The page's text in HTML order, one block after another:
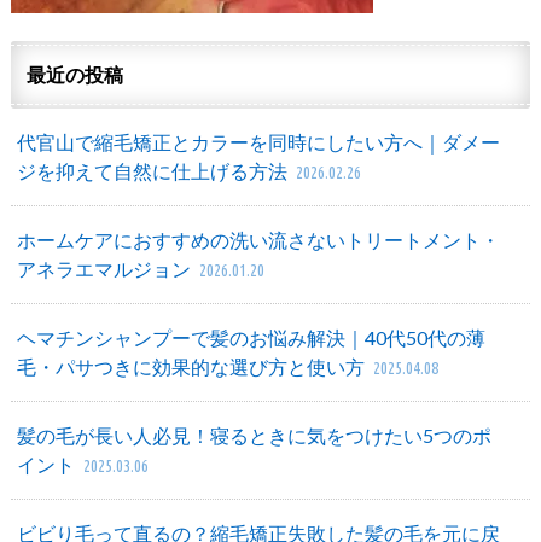
最近の投稿
代官山で縮毛矯正とカラーを同時にしたい方へ｜ダメー
ジを抑えて自然に仕上げる方法 2026.02.26
ホームケアにおすすめの洗い流さないトリートメント・
アネラエマルジョン 2026.01.20
ヘマチンシャンプーで髪のお悩み解決｜40代50代の薄
毛・パサつきに効果的な選び方と使い方 2025.04.08
髪の毛が長い人必見！寝るときに気をつけたい5つのポ
イント
2025.03.06
ビビり毛って直るの？縮毛矯正失敗した髪の毛を元に戻